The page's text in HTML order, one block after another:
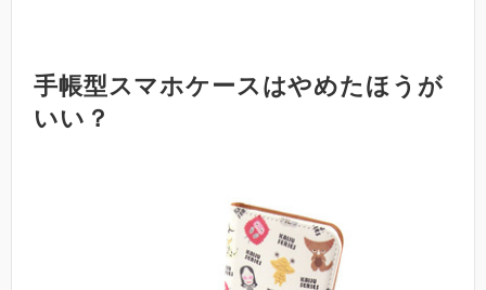
手帳型スマホケースはやめたほうが
いい？